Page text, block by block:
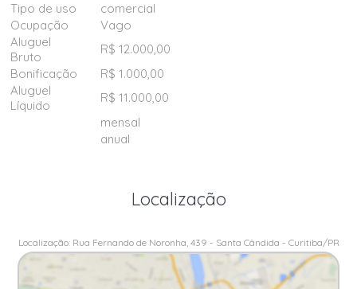
Tipo de uso
comercial
Ocupação
Vago
Aluguel
Bruto
R$ 12.000,00
Bonificação
R$ 1.000,00
Aluguel
Líquido
R$ 11.000,00
mensal
anual
Localização
Localização: Rua Fernando de Noronha, 439 - Santa Cândida - Curitiba/PR